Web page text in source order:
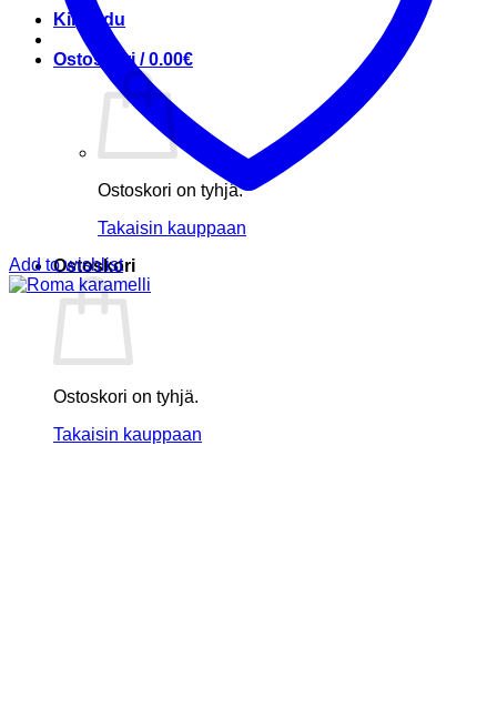
Kirjaudu
Ostoskori /0.00€
Ostoskori on tyhjä.
Takaisin kauppaan
Ostoskori
Ostoskori on tyhjä.
Takaisin kauppaan
Add to wishlist